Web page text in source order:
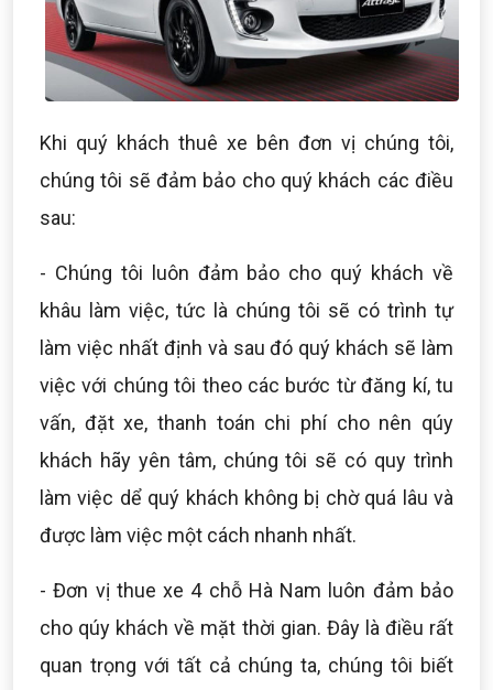
Khi quý khách thuê xe bên đơn vị chúng tôi,
chúng tôi sẽ đảm bảo cho quý khách các điều
sau:
- Chúng tôi luôn đảm bảo cho quý khách về
khâu làm việc, tức là chúng tôi sẽ có trình tự
làm việc nhất định và sau đó quý khách sẽ làm
việc với chúng tôi theo các bước từ đăng kí, tu
vấn, đặt xe, thanh toán chi phí cho nên qúy
khách hãy yên tâm, chúng tôi sẽ có quy trình
làm việc dể quý khách không bị chờ quá lâu và
được làm việc một cách nhanh nhất.
- Đơn vị thue xe 4 chỗ Hà Nam luôn đảm bảo
cho qúy khách về mặt thời gian. Đây là điều rất
quan trọng với tất cả chúng ta, chúng tôi biết